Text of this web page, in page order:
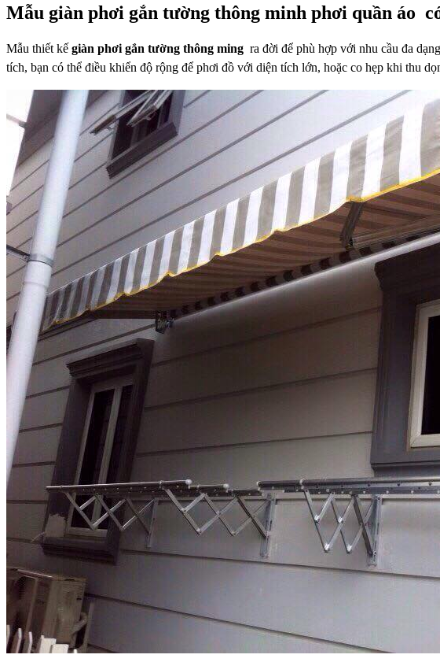
Mẫu giàn phơi gắn tường thông minh phơi quần áo
Mẫu thiết kế giàn phơi gắn tường thông ming ra đời để phù hợp với nhu cầu đa
tích, bạn có thể điều khiển độ rộng để phơi đồ với diện tích lớn, hoặc co hẹp khi thu